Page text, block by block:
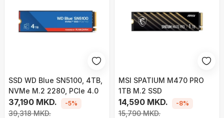
SSD WD Blue SN5100, 4TB,
NVMe M.2 2280, PCIe 4.0
37,190 MKD.
39,318 MKD.
-5%
MSI SPATIUM M470 PRO
1TB M.2 SSD
14,590 MKD.
15,790 MKD.
-8%